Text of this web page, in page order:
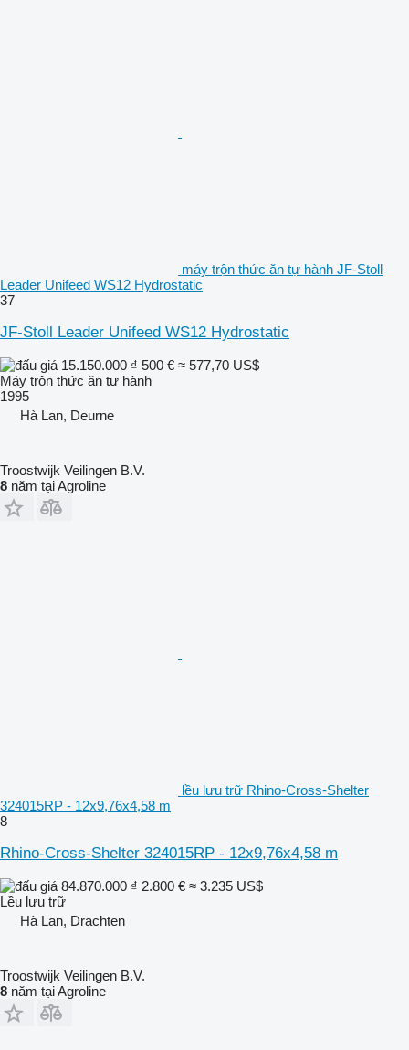
máy trộn thức ăn tự hành JF-Stoll
Leader Unifeed WS12 Hydrostatic
37
JF-Stoll Leader Unifeed WS12 Hydrostatic
15.150.000 ₫ 500 € ≈ 577,70 US$
Máy trộn thức ăn tự hành
1995
Hà Lan, Deurne
Troostwijk Veilingen B.V.
8 năm tại Agroline
lều lưu trữ Rhino-Cross-Shelter
324015RP - 12x9,76x4,58 m
8
Rhino-Cross-Shelter 324015RP - 12x9,76x4,58 m
84.870.000 ₫ 2.800 € ≈ 3.235 US$
Lều lưu trữ
Hà Lan, Drachten
Troostwijk Veilingen B.V.
8 năm tại Agroline